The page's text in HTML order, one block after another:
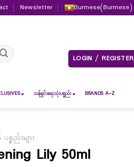
Newsletter Burmese(Burmese)
LOGIN / REGISTER
သန့်ရှင်းရေးသုံးပစ္စည်း BRANDS A-Z
စည်းများ
Lily 50ml